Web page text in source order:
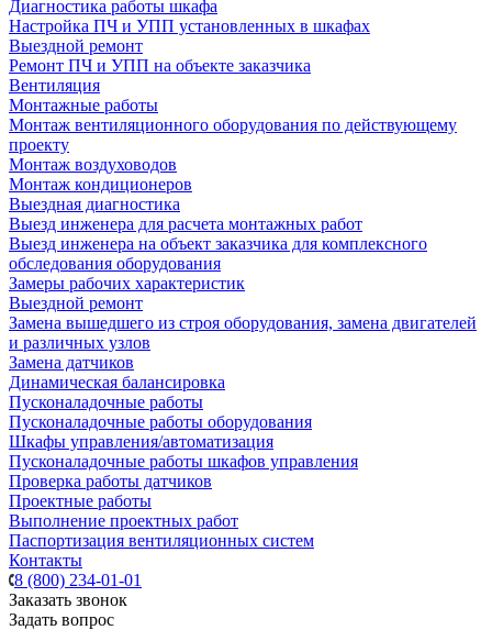
Диагностика работы шкафа
Настройка ПЧ и УПП установленных в шкафах
Выездной ремонт
Ремонт ПЧ и УПП на объекте заказчика
Вентиляция
Монтажные работы
Монтаж вентиляционного оборудования по действующему
проекту
Монтаж воздуховодов
Монтаж кондиционеров
Выездная диагностика
Выезд инженера для расчета монтажных работ
Выезд инженера на объект заказчика для комплексного
обследования оборудования
Замеры рабочих характеристик
Выездной ремонт
Замена вышедшего из строя оборудования, замена двигателей
и различных узлов
Замена датчиков
Динамическая балансировка
Пусконаладочные работы
Пусконаладочные работы оборудования
Шкафы управления/автоматизация
Пусконаладочные работы шкафов управления
Проверка работы датчиков
Проектные работы
Выполнение проектных работ
Паспортизация вентиляционных систем
Контакты
8 (800) 234-01-01
Заказать звонок
Задать вопрос